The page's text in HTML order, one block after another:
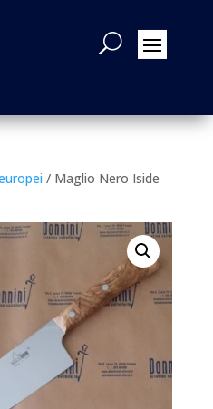
/ Maglio Nero Iside